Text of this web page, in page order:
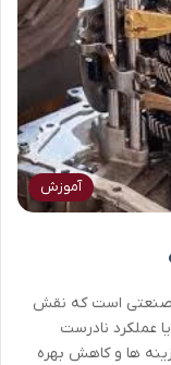
آموزش
صنعتی است که نقش
عملکرد نادرست
ها و کاهش بهره